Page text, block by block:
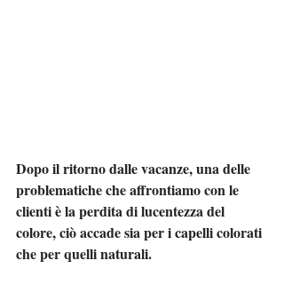
Dopo il ritorno dalle vacanze, una delle
problematiche che affrontiamo con le
clienti è la perdita di lucentezza del
colore, ciò accade sia per i capelli colorati
che per quelli naturali.